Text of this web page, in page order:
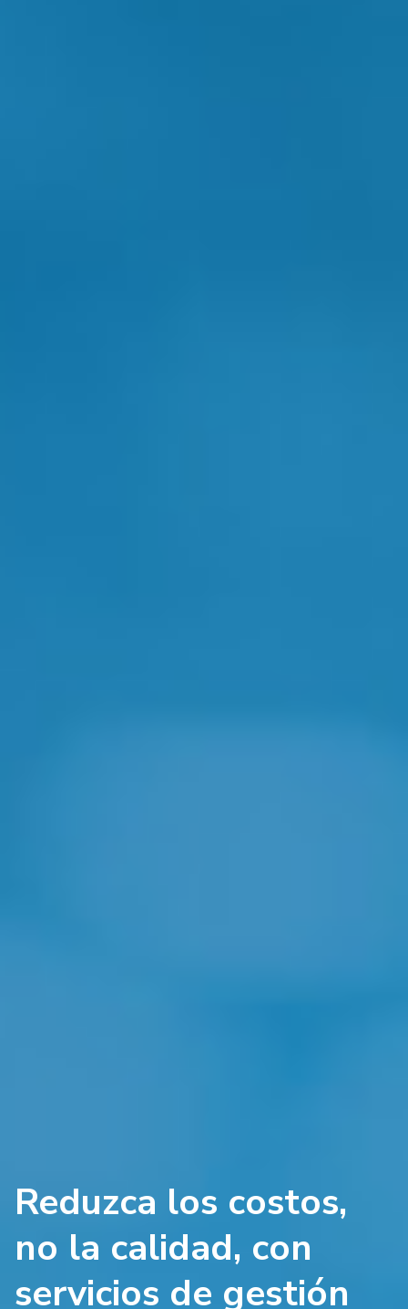
Reduzca los costos,
no la calidad, con
servicios de gestión